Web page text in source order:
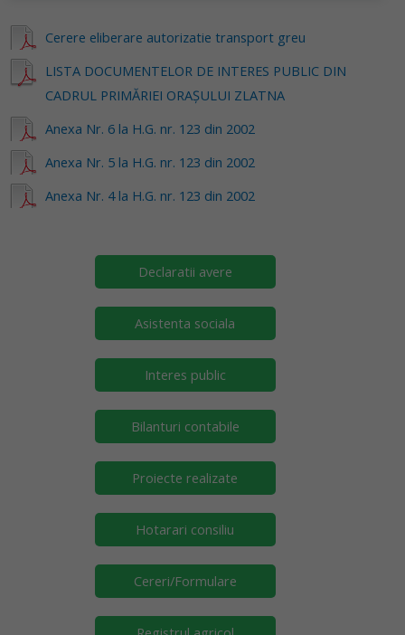
Cerere eliberare autorizatie transport greu
LISTA DOCUMENTELOR DE INTERES PUBLIC DIN
CADRUL PRIMĂRIEI ORAŞULUI ZLATNA
Anexa Nr. 6 la H.G. nr. 123 din 2002
Anexa Nr. 5 la H.G. nr. 123 din 2002
Anexa Nr. 4 la H.G. nr. 123 din 2002
Declaratii avere
Asistenta sociala
Interes public
Bilanturi contabile
Proiecte realizate
Hotarari consiliu
Cereri/Formulare